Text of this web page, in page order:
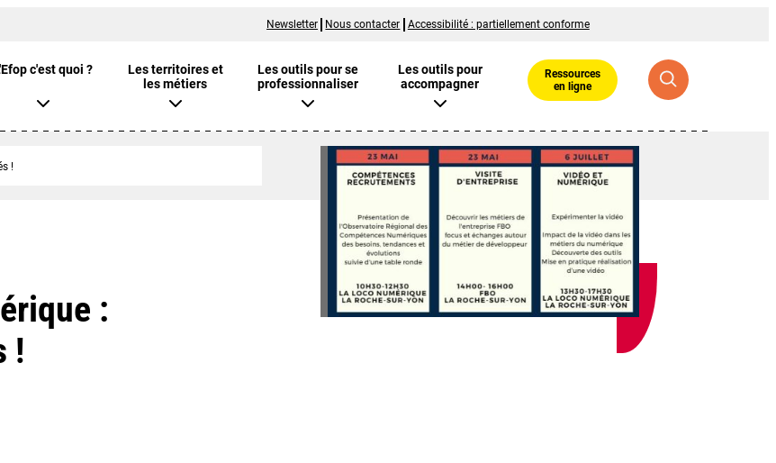
Newsletter Nous contacter Accessibilité : partiellement conforme
c'est quoi ?
Les territoires et
les métiers
Les outils pour se
professionnaliser
Les outils pour
accompagner
Ressources
en ligne
!
:
!